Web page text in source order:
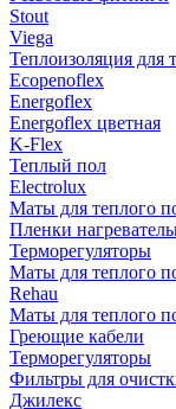
Stout
Viega
Теплоизоляция для
Ecopenoflex
Energoflex
Energoflex цветная
K-Flex
Теплый пол
Electrolux
Маты для теплого
Пленки
Терморегуляторы
Маты для теплого
Rehau
Маты для теплого
Греющие кабели
Терморегуляторы
Фильтры для
Джилекс